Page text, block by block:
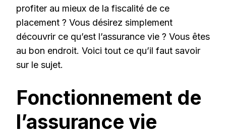
profiter au mieux de la fiscalité de ce
placement ? Vous désirez simplement
découvrir ce qu’est l’assurance vie ? Vous êtes
au bon endroit. Voici tout ce qu’il faut savoir
sur le sujet.
Fonctionnement de
l’assurance vie